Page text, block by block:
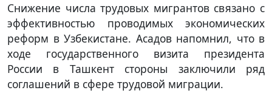
Снижение числа трудовых мигрантов связано с
эффективностью проводимых экономических
реформ в Узбекистане. Асадов напомнил, что в
ходе государственного визита президента
России в Ташкент стороны заключили ряд
соглашений в сфере трудовой миграции.